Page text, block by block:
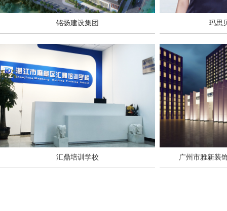
铭扬建设集团 玛思
汇鼎培训学校 广州市雅新装